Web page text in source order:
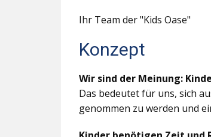
Ihr Team der "Kids Oase"
Konzept
Wir sind der Meinung:
Das bedeutet für uns, sich
genommen zu werden und